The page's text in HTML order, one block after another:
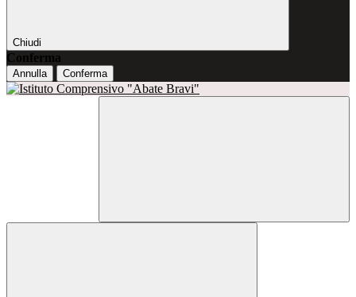
Chiudi
Conferma
Annulla Conferma